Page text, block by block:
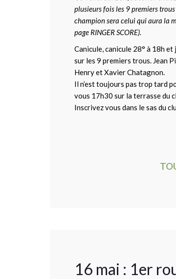
plusieurs fois les 9 premiers
champion sera celui qui aura la
page RINGER SCORE).
Canicule, canicule 28° à 18h
sur les 9 premiers trous. Jean
Henry et Xavier Chatagnon.
Il n’est toujours pas trop tard
vous 17h30 sur la terrasse du
Inscrivez vous dans le sas du
16 mai : 1er